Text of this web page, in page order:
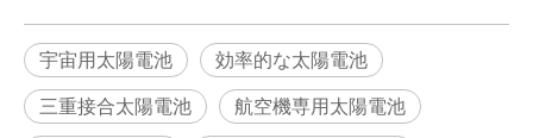
宇宙用太陽電池
効率的な太陽電池
三重接合太陽電池
航空機専用太陽電池